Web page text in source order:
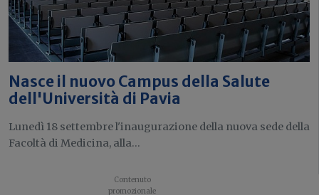
Nasce il nuovo Campus della Salute
dell'Università di Pavia
Lunedì 18 settembre l'inaugurazione della nuova sede della
Facoltà di Medicina, alla...